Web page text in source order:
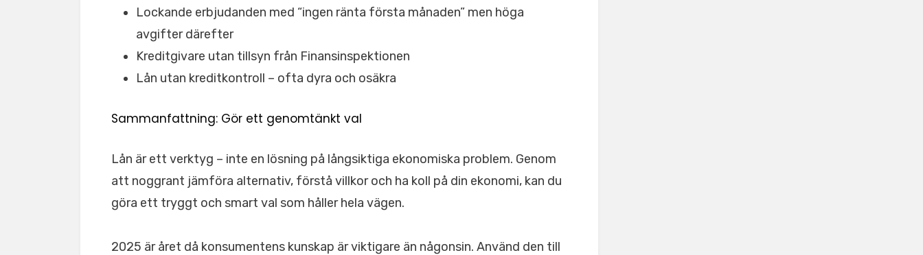
Lockande erbjudanden med “ingen ränta första månaden” men höga
avgifter därefter
Kreditgivare utan tillsyn från Finansinspektionen
Lån utan kreditkontroll – ofta dyra och osäkra
Sammanfattning: Gör ett genomtänkt val
Lån är ett verktyg – inte en lösning på långsiktiga ekonomiska problem. Genom
att noggrant jämföra alternativ, förstå villkor och ha koll på din ekonomi, kan du
göra ett tryggt och smart val som håller hela vägen.
2025 är året då konsumentens kunskap är viktigare än någonsin. Använd den till